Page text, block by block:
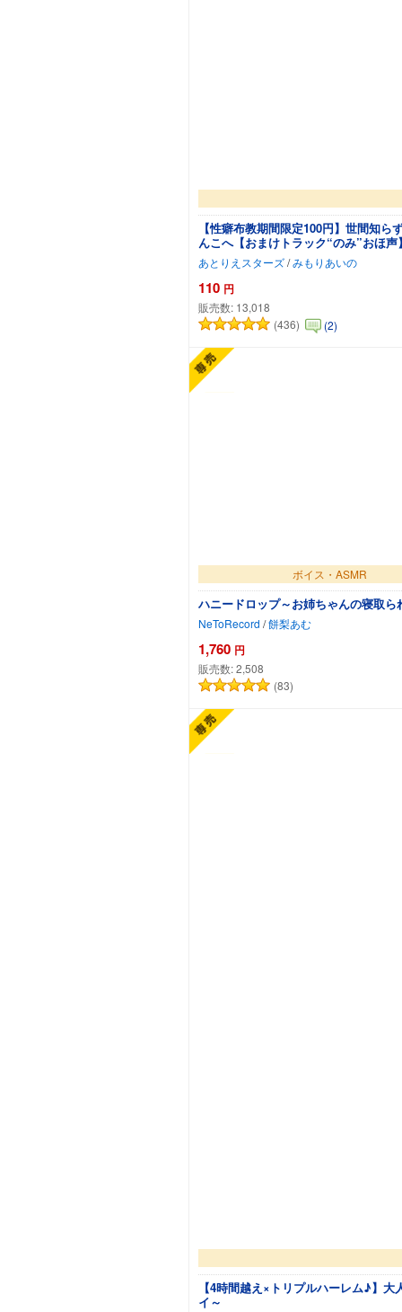
【性癖布教期間限定100円】世間知
んこへ【おまけトラック“のみ”おほ声
あとりえスターズ/みもりあいの
110 円
販売数: 13,018
(436)
(2)
ボイス・ASMR
ハニードロップ～お姉ちゃんの寝取ら
NeToRecord /餅梨あむ
1,760 円
販売数:2,508
(83)
【4時間越え×トリプルハーレム♪】
イ～